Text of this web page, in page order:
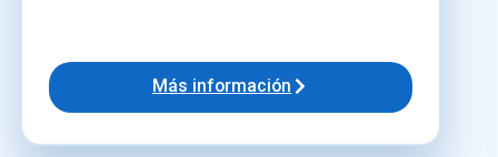
Más información